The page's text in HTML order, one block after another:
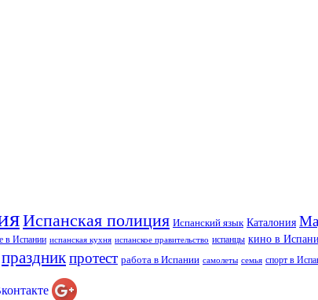
Испанская полиция Испанский язык Каталония
в Испании испанская кухня испанское правительство испанцы кино в
праздникпротест работа в Испании самолеты семья спорт в